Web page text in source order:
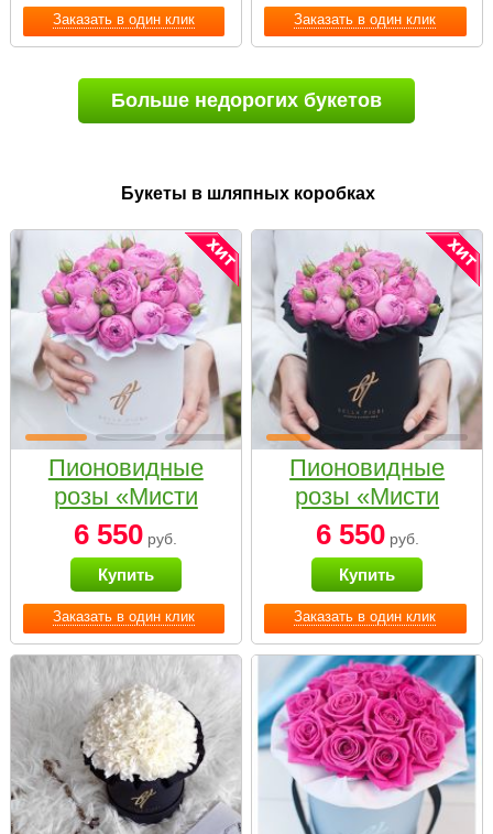
Заказать в один клик Заказать в один клик
Больше недорогих букетов
Букеты в шляпных коробках
Заказать в один клик
Пионовидные
розы «Мисти
бабблс» в белой
коробке Small
6 550 руб.
Купить
Заказать в один клик
Пионовидные
розы «Мисти
бабблс» в
черной коробке
Small
6 550руб.
Купить